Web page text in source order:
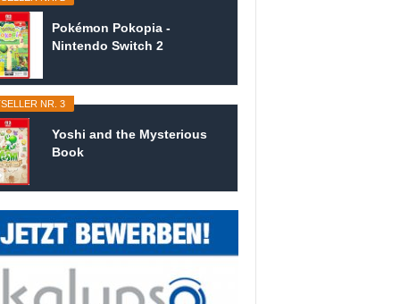
Pokémon Pokopia -
Nintendo Switch 2
NR. 3
Yoshi and the Mysterious
Book